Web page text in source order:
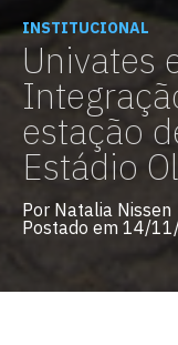
INSTITUCIONAL
Univates
estação
Estádio
Por Natalia Nissen
Postado em 14/